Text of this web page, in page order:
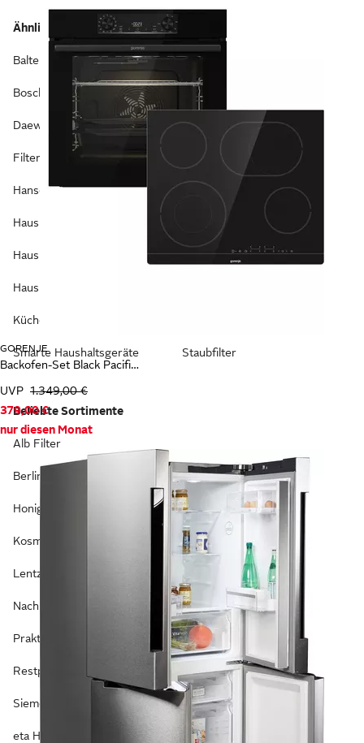
GORENJE
Backofen-Set Black Pacific Basic Set
UVP 1.349,00 €
379,00 €
nur diesen Monat
Ähnliche Kategorien
Balter Haushaltsgeräte
Bosch Haushaltsgeräte
Daewoo Haushaltsgeräte
Filter
Hanseatic Haushaltsgeräte
Haushaltsgeräte
Haushaltsgeräte Outlet
Haushaltswaren
Küchen Haushaltsgeräte
Smarte Haushaltsgeräte
AEG Haushaltsgeräte
Amica Haushaltsgeräte
Braun Haushaltsgeräte
GSD Haushaltsgeräte
Große Haushaltsgeräte
HEPA Filter
NINJA Haushaltsgeräte
Staubfilter
Beliebte Sortimente
Alb Filter
Berlin Reinigung
Honigschleudern
Kosmetiktücher
Lentz Haushaltsgeräte
Nachhaltige Haushaltsgeräte
Praktische Haushaltsgeräte
Restposten Haushaltsgeräte
Siemens Haushaltsgeräte
eta Haushaltsgeräte